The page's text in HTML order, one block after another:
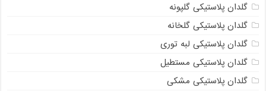
گلدان پلاستیکی گلپونه
گلدان پلاستیکی گلخانه
گلدان پلاستیکی لبه توری
گلدان پلاستیکی مستطیل
گلدان پلاستیکی مشکی